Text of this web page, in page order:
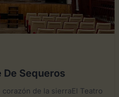
De Sequeros
de la sierraEl Teatro